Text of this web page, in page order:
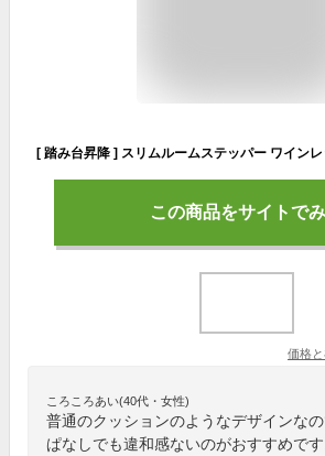
この商品をサイトで
価格
ころころあい(40代・女性)
普通のクッションのようなデザインな
ぱなしでも違和感ないのがおすすめで